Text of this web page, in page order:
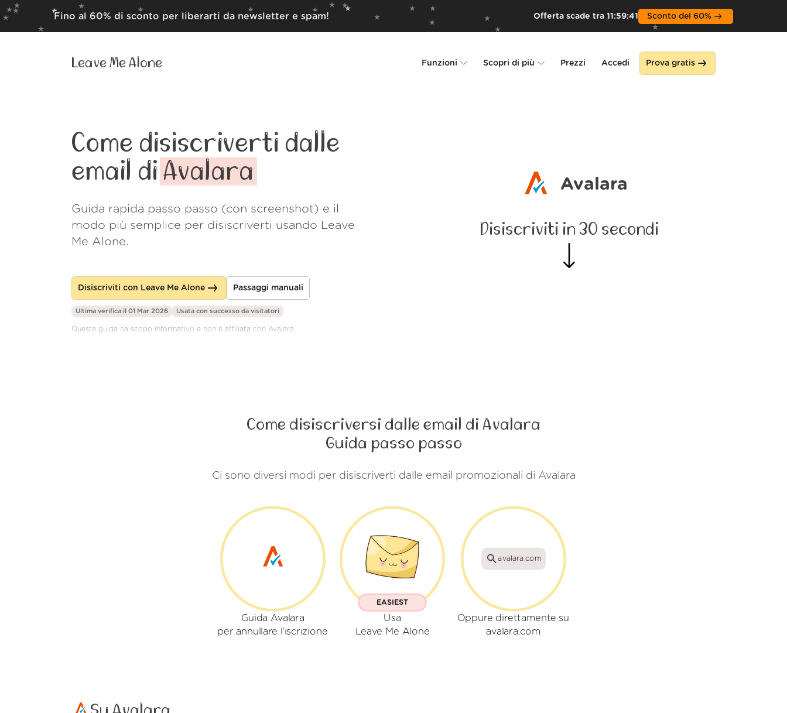
Fino al 60% di sconto per liberarti da newsletter e spam! Offerta scade tra 11:59:39 Sconto del 60%
Leave Me Alone Funzioni Scopri di più Prezzi Accedi Prova gratis
Come disiscriverti dalle
email di Avalara
Guida rapida passo passo (con screenshot) e il
modo più semplice per disiscriverti usando Leave
Me Alone.
Disiscriviti con Leave Me Alone Passaggi manuali
Avalara
Disiscriviti in 30 secondi
Ultima verifica il 01 Mar 2026 Usata con successo da visitatori
Questa guida ha scopo informativo e non è affiliata con Avalara.
Come disiscriversi dalle email di Avalara
Guida passo passo
Ci sono diversi modi per disiscriverti dalle email promozionali di Avalara
Guida Avalara
per annullare l'iscrizione
EASIEST
Usa
Leave Me Alone
avalara.com
Oppure direttamente su
avalara.com